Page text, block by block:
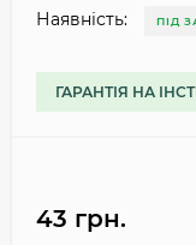
Наявність: ПІД
ГАРАНТІЯ НА
43 грн.